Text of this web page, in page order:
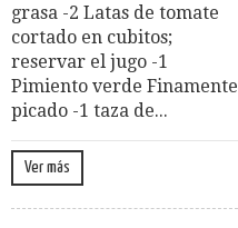
grasa -2 Latas de tomate
cortado en cubitos;
reservar el jugo -1
Pimiento verde Finamente
picado -1 taza de...
Ver más